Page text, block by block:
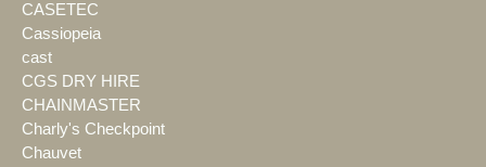
CASETEC
Cassiopeia
cast
CGS DRY HIRE
CHAINMASTER
Charly's Checkpoint
Chauvet